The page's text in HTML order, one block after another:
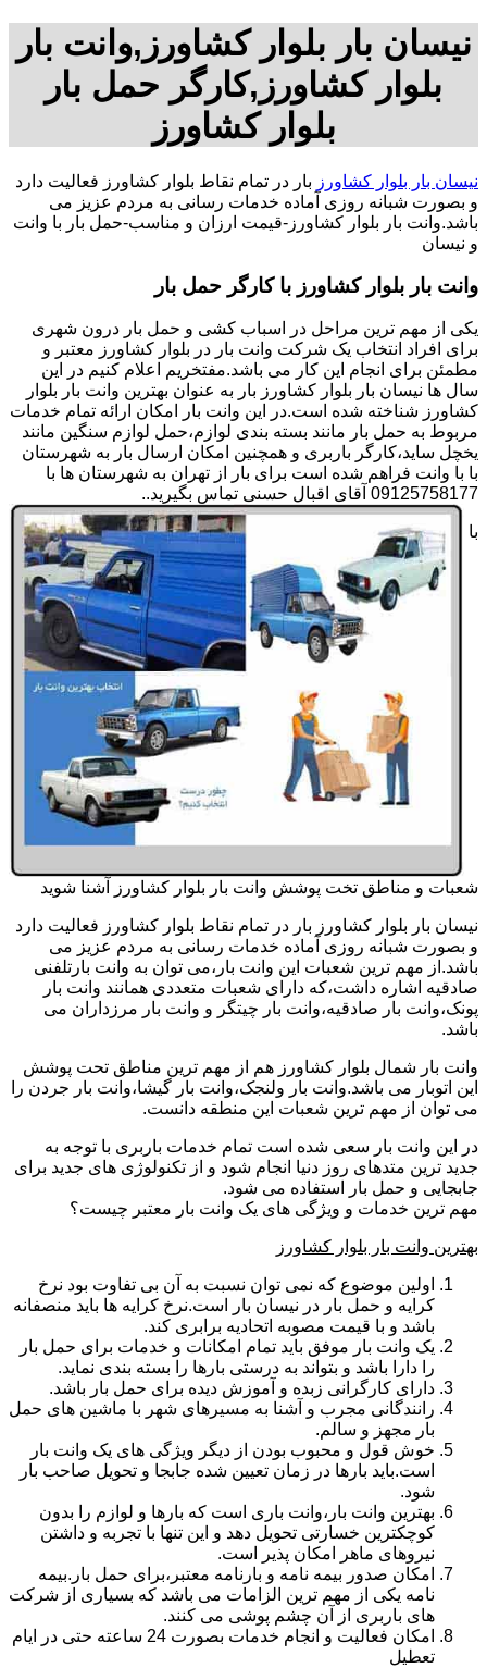
نیسان بار بلوار کشاورز,وانت بار
بلوار کشاورز,کارگر حمل بار
بلوار کشاورز
نیسان بار بلوار کشاورز بار در تمام نقاط بلوار کشاورز فعالیت دارد
و بصورت شبانه روزی آماده خدمات رسانی به مردم عزیز می
باشد.وانت بار بلوار کشاورز-قیمت ارزان و مناسب-حمل بار با وانت
و نیسان
وانت بار بلوار کشاورز با کارگر حمل بار
یکی از مهم ترین مراحل در اسباب کشی و حمل بار درون شهری
برای افراد انتخاب یک شرکت وانت بار در بلوار کشاورز معتبر و
مطمئن برای انجام این کار می باشد.مفتخریم اعلام کنیم در این
سال ها نیسان بار بلوار کشاورز بار به عنوان بهترین وانت بار بلوار
کشاورز شناخته شده است.در این وانت بار امکان ارائه تمام خدمات
مربوط به حمل بار مانند بسته بندی لوازم،حمل لوازم سنگین مانند
یخچل ساید،کارگر باربری و همچنین امکان ارسال بار به شهرستان
با با وانت فراهم شده است برای بار از تهران به شهرستان ها با
09125758177 آقای اقبال حسنی تماس بگیرید..
با
شعبات و مناطق تخت پوشش وانت بار بلوار کشاورز آشنا شوید
نیسان بار بلوار کشاورز بار در تمام نقاط بلوار کشاورز فعالیت دارد
و بصورت شبانه روزی آماده خدمات رسانی به مردم عزیز می
باشد.از مهم ترین شعبات این وانت بار،می توان به وانت بارتلفنی
صادقیه اشاره داشت،که دارای شعبات متعددی همانند وانت بار
پونک،وانت بار صادقیه،وانت بار چیتگر و وانت بار مرزداران می
باشد.
وانت بار شمال بلوار کشاورز هم از مهم ترین مناطق تحت پوشش
این اتوبار می باشد.وانت بار ولنجک،وانت بار گیشا،وانت بار جردن را
می توان از مهم ترین شعبات این منطقه دانست.
در این وانت بار سعی شده است تمام خدمات باربری با توجه به
جدید ترین متدهای روز دنیا انجام شود و از تکنولوژی های جدید برای
جابجایی و حمل بار استفاده می شود.
مهم ترین خدمات و ویژگی های یک وانت بار معتبر چیست؟
بهترین وانت بار بلوار کشاورز
اولین موضوع که نمی توان نسبت به آن بی تفاوت بود نرخ
کرایه و حمل بار در نیسان بار است.نرخ کرایه ها باید منصفانه
باشد و با قیمت مصوبه اتحادیه برابری کند.
یک وانت بار موفق باید تمام امکانات و خدمات برای حمل بار
را دارا باشد و بتواند به درستی بارها را بسته بندی نماید.
دارای کارگرانی زبده و آموزش دیده برای حمل بار باشد.
رانندگانی مجرب و آشنا به مسیرهای شهر با ماشین های حمل
بار مجهز و سالم.
خوش قول و محبوب بودن از دیگر ویژگی های یک وانت بار
است.باید بارها در زمان تعیین شده جابجا و تحویل صاحب بار
شود.
بهترین وانت بار،وانت باری است که بارها و لوازم را بدون
کوچکترین خسارتی تحویل دهد و این تنها با تجربه و داشتن
نیروهای ماهر امکان پذیر است.
امکان صدور بیمه نامه و بارنامه معتبر،برای حمل بار.بیمه
نامه یکی از مهم ترین الزامات می باشد که بسیاری از شرکت
های باربری از آن چشم پوشی می کنند.
امکان فعالیت و انجام خدمات بصورت 24 ساعته حتی در ایام
تعطیل